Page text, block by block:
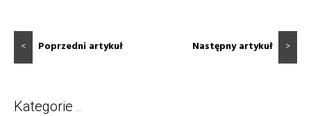
< Poprzedni artykuł Następny artykuł >
Kategorie